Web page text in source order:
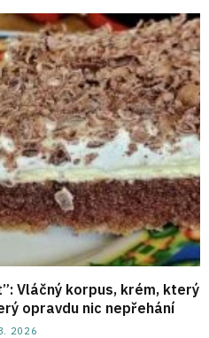
Vláčný korpus, krém, který
opravdu nic nepřehání
2026